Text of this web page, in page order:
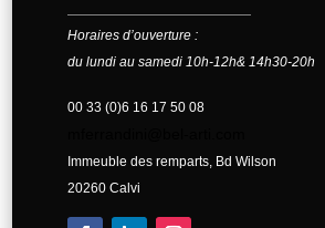
Horaires d’ouverture :
du lundi au samedi 10h-12h& 14h30-20h
00 33 (0)6 16 17 50 08
Immeuble des remparts, Bd Wilson
20260 Calvi